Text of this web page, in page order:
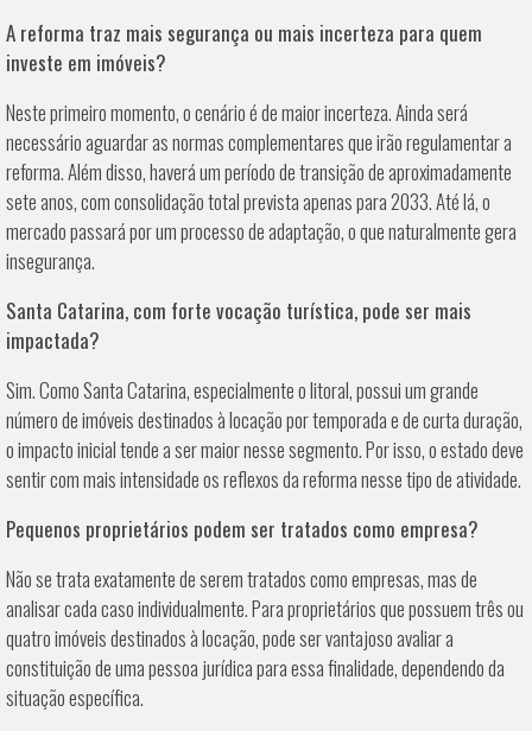
A reforma traz mais segurança ou mais incerteza para quem
investe em imóveis?
Neste primeiro momento, o cenário é de maior incerteza. Ainda será
necessário aguardar as normas complementares que irão regulamentar a
reforma. Além disso, haverá um período de transição de aproximadamente
sete anos, com consolidação total prevista apenas para 2033. Até lá, o
mercado passará por um processo de adaptação, o que naturalmente gera
insegurança.
Santa Catarina, com forte vocação turística, pode ser mais
impactada?
Sim. Como Santa Catarina, especialmente o litoral, possui um grande
número de imóveis destinados à locação por temporada e de curta duração,
o impacto inicial tende a ser maior nesse segmento. Por isso, o estado deve
sentir com mais intensidade os reflexos da reforma nesse tipo de atividade.
Pequenos proprietários podem ser tratados como empresa?
Não se trata exatamente de serem tratados como empresas, mas de
analisar cada caso individualmente. Para proprietários que possuem três ou
quatro imóveis destinados à locação, pode ser vantajoso avaliar a
constituição de uma pessoa jurídica para essa finalidade, dependendo da
situação específica.